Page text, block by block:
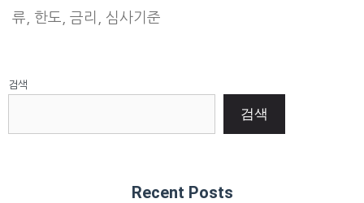
류, 한도, 금리, 심사기준
검색
검색
Recent Posts